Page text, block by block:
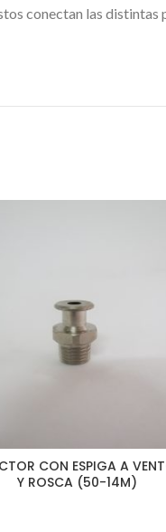
conectan las
CON ESPIGA A
Y ROSCA (50-14M)